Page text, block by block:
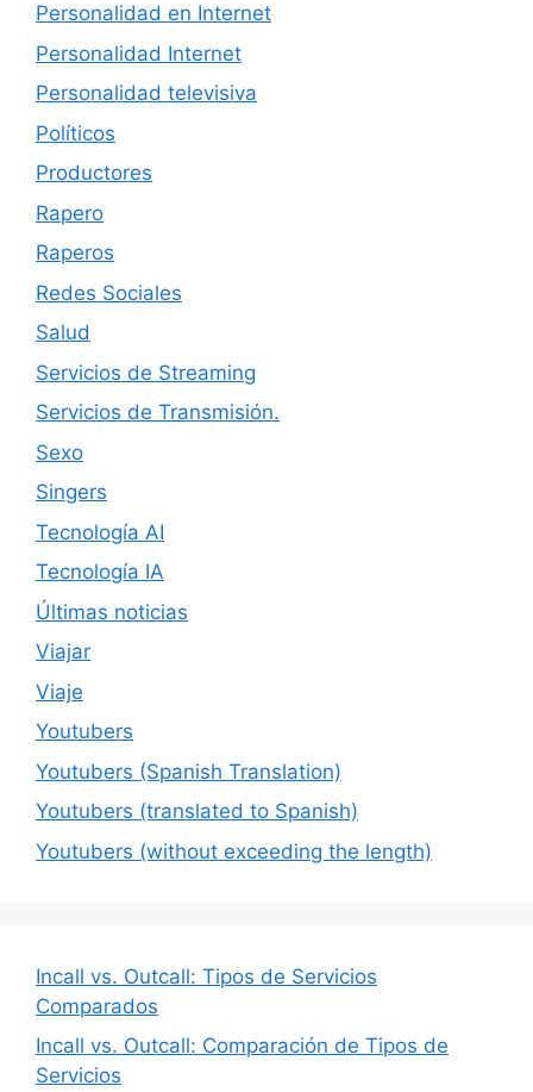
Personalidad en Internet
Personalidad Internet
Personalidad televisiva
Políticos
Productores
Rapero
Raperos
Redes Sociales
Salud
Servicios de Streaming
Servicios de Transmisión.
Sexo
Singers
Tecnología AI
Tecnología IA
Últimas noticias
Viajar
Viaje
Youtubers
Youtubers (Spanish Translation)
Youtubers (translated to Spanish)
Youtubers (without exceeding the length)
Incall vs. Outcall: Tipos de Servicios
Comparados
Incall vs. Outcall: Comparación de Tipos de
Servicios